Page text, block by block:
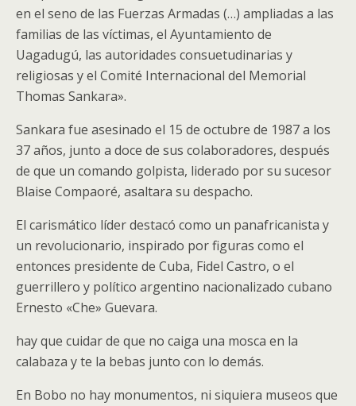
en el seno de las Fuerzas Armadas (…) ampliadas a las
familias de las víctimas, el Ayuntamiento de
Uagadugú, las autoridades consuetudinarias y
religiosas y el Comité Internacional del Memorial
Thomas Sankara».
Sankara fue asesinado el 15 de octubre de 1987 a los
37 años, junto a doce de sus colaboradores, después
de que un comando golpista, liderado por su sucesor
Blaise Compaoré, asaltara su despacho.
El carismático líder destacó como un panafricanista y
un revolucionario, inspirado por figuras como el
entonces presidente de Cuba, Fidel Castro, o el
guerrillero y político argentino nacionalizado cubano
Ernesto «Che» Guevara.
hay que cuidar de que no caiga una mosca en la
calabaza y te la bebas junto con lo demás.
En Bobo no hay monumentos, ni siquiera museos que